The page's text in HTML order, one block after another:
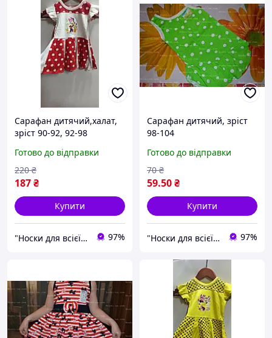
Сарафан дитячий,халат,
зріст 90-92, 92-98
Готово до відправки
187₴
220 ₴
Купити
"Носки для всієї сім'ї, одяг, взуття та інші товари" 97%
Сарафан дитячий, зріст
98-104
Готово до відправки
59.50₴
70 ₴
Купити
"Носки для всієї сім'ї, одяг, взуття та інші товари" 97%